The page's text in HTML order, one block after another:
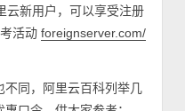
云新用户，可以享受注册
活动foreignserver.com/
同，阿里云百科列举几